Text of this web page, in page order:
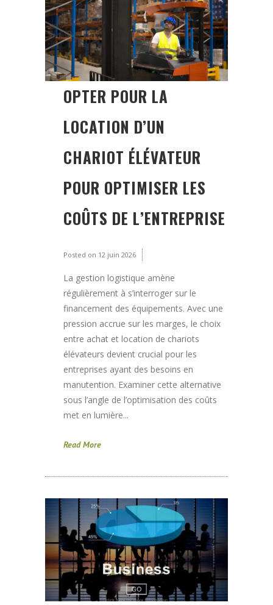
OPTER POUR LA
LOCATION D’UN
CHARIOT ÉLÉVATEUR
POUR OPTIMISER LES
COÛTS DE L’ENTREPRISE
Posted on 12 juin 2026
La gestion logistique amène
régulièrement à s’interroger sur le
financement des équipements. Avec une
pression accrue sur les marges, le choix
entre achat et location de chariots
élévateurs devient crucial pour les
entreprises ayant des besoins en
manutention. Examiner cette alternative
sous l’angle de l’optimisation des coûts
met en lumière...
Read More